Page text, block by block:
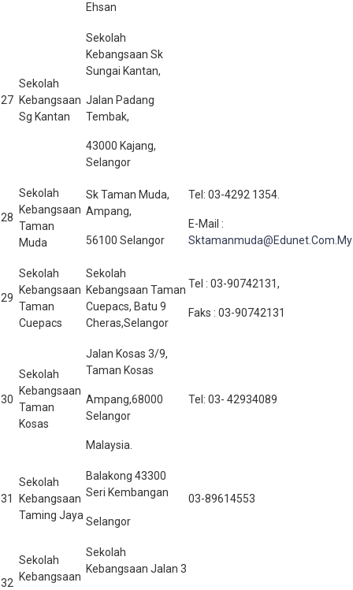
Ehsan
27
Sekolah
Kebangsaan
Sg Kantan
Sekolah
Kebangsaan Sk
Sungai Kantan,
Jalan Padang
Tembak,
43000 Kajang,
Selangor
28
Sekolah
Kebangsaan
Taman
Muda
Sk Taman Muda,
Ampang,
56100 Selangor
Tel: 03-4292 1354.
E-Mail :
Sktamanmuda@Edunet.Com.My
29
Sekolah
Kebangsaan
Taman
Cuepacs
Sekolah
Kebangsaan Taman
Cuepacs, Batu 9
Cheras,Selangor
Tel : 03-90742131,
Faks : 03-90742131
30
Sekolah
Kebangsaan
Taman
Kosas
Jalan Kosas 3/9,
Taman Kosas
Ampang,68000
Selangor
Malaysia.
Tel: 03- 42934089
31
Sekolah
Kebangsaan
Taming Jaya
Balakong 43300
Seri Kembangan
Selangor
03-89614553
32
Sekolah
Kebangsaan
Sekolah
Kebangsaan Jalan 3